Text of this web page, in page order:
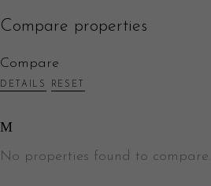
Compare properties
Compare
DETAILS RESET
No properties found to compare.